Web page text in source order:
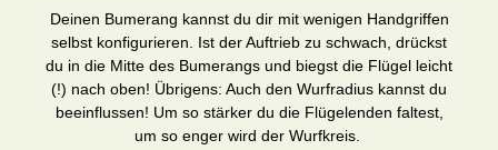
Deinen Bumerang kannst du dir mit wenigen Handgriffen
selbst konfigurieren. Ist der Auftrieb zu schwach, drückst
du in die Mitte des Bumerangs und biegst die Flügel leicht
(!) nach oben! Übrigens: Auch den Wurfradius kannst du
beeinflussen! Um so stärker du die Flügelenden faltest,
um so enger wird der Wurfkreis.